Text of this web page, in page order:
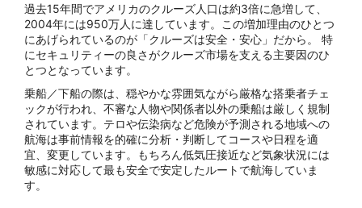
過去15年間でアメリカのクルーズ人口は約3倍に急増して、
2004年には950万人に達しています。この増加理由のひとつ
にあげられているのが「クルーズは安全・安心」だから。 特
にセキュリティーの良さがクルーズ市場を支える主要因のひ
とつとなっています。
乗船／下船の際は、穏やかな雰囲気ながら厳格な搭乗者チェ
ックが行われ、不審な人物や関係者以外の乗船は厳しく規制
されています。テロや伝染病など危険が予測される地域への
航海は事前情報を的確に分析・判断してコースや日程を適
宜、変更しています。もちろん低気圧接近など気象状況には
敏感に対応して最も安全で安定したルートで航海していま
す。